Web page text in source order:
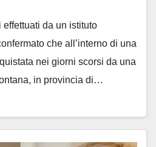
da un istituto
che all’interno di una
nei giorni scorsi da una
in provincia di…